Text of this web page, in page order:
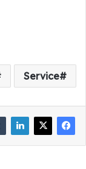
Service